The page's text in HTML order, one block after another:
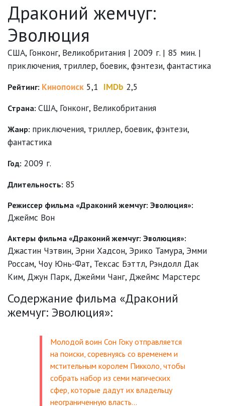
Драконий жемчуг:
Эволюция
США, Гонконг, Великобритания | 2009 г. | 85 мин. |
приключения, триллер, боевик, фэнтези, фантастика
Рейтинг: Кинопоиск 5,1 IMDb 2,5
Страна: США, Гонконг, Великобритания
Жанр: приключения, триллер, боевик, фэнтези,
фантастика
Год: 2009 г.
Длительность: 85
Режиссер фильма «Драконий жемчуг: Эволюция»:
Джеймс Вон
Актеры фильма «Драконий жемчуг: Эволюция»:
Джастин Чэтвин, Эрни Хадсон, Эрико Тамура, Эмми
Россам, Чоу Юнь-Фат, Тексас Бэттл, Рэндолл Дак
Ким, Джун Парк, Джейми Чанг, Джеймс Марстерс
Содержание фильма «Драконий
жемчуг: Эволюция»:
Молодой воин Сон Гоку отправляется
на поиски, соревнуясь со временем и
мстительным королем Пикколо, чтобы
собрать набор из семи магических
сфер, которые дадут их владельцу
неограниченную власть…